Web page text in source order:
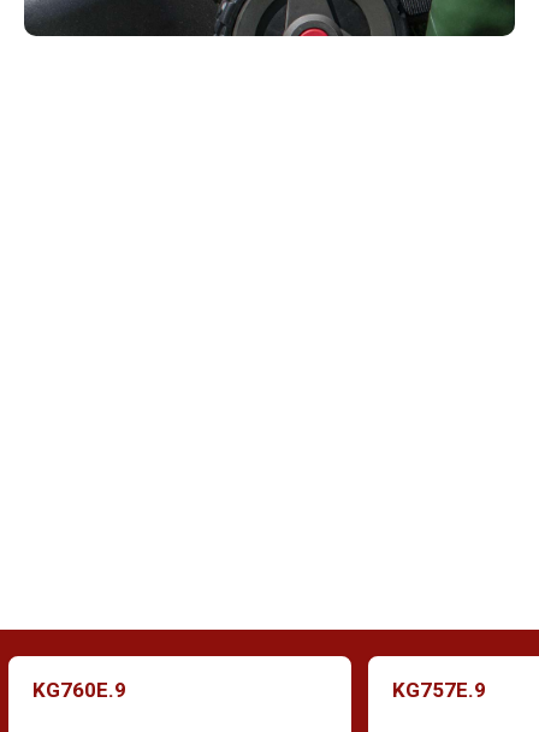
KG760E.9 KG757E.9